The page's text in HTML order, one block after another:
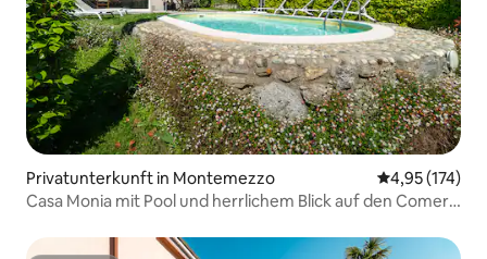
Privatunterkunft in Montemezzo
4,95 (174)
Casa Monia mit Pool und herrlichem Blick auf den Comer